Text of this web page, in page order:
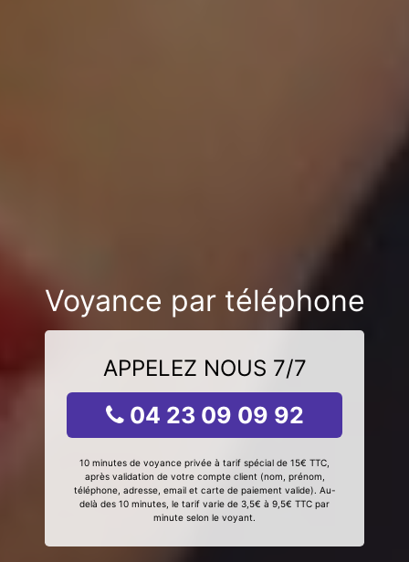
Voyance par téléphone
APPELEZ NOUS 7/7
04 23 09 09 92
10 minutes de voyance privée à tarif spécial de 15€ TTC,
après validation de votre compte client (nom, prénom,
téléphone, adresse, email et carte de paiement valide). Au-
delà des 10 minutes, le tarif varie de 3,5€ à 9,5€ TTC par
minute selon le voyant.